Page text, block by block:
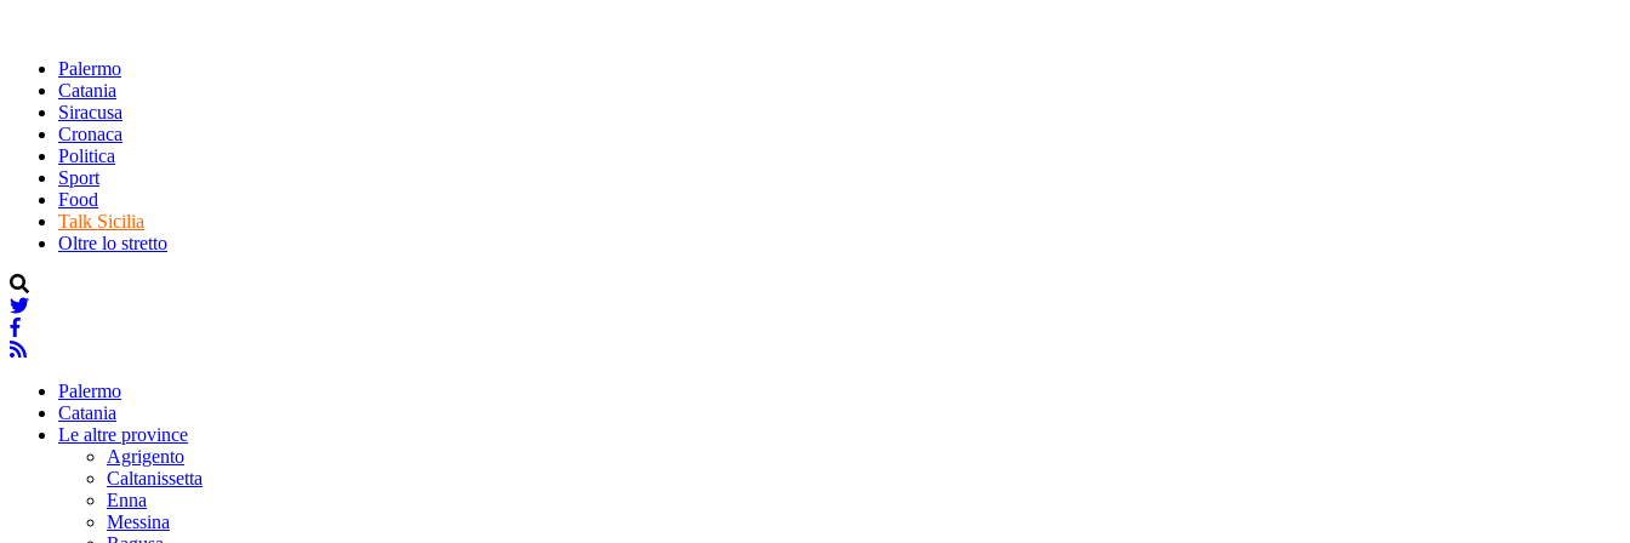
Palermo
Catania
Siracusa
Cronaca
Politica
Sport
Food
Talk Sicilia
Oltre lo stretto
Palermo
Catania
Le altre province
Agrigento
Caltanissetta
Enna
Messina